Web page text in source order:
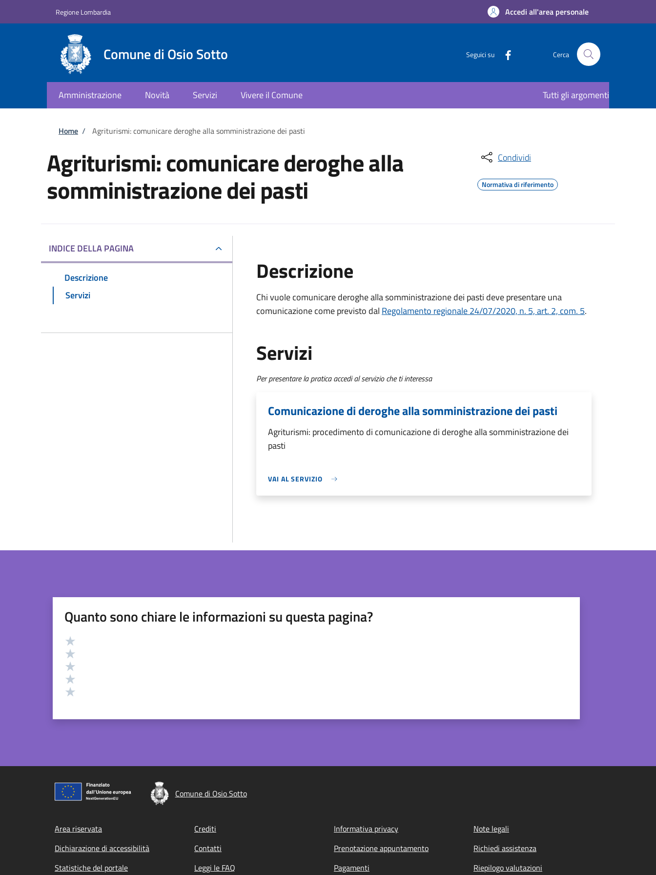
Regione Lombardia Accedi all'area personale
Comune di Osio Sotto Seguici su Cerca
Amministrazione Novità Servizi Vivere il Comune Tutti gli argomenti
Briciole di pane
Home / Agriturismi: comunicare deroghe alla somministrazione dei pasti
Agriturismi: comunicare deroghe alla
somministrazione dei pasti
Condividi
Normativa di riferimento
INDICE DELLA PAGINA
Descrizione
Servizi
Descrizione
Chi vuole comunicare deroghe alla somministrazione dei pasti deve presentare una
comunicazione come previsto dal Regolamento regionale 24/07/2020, n. 5, art. 2, com. 5.
Servizi
Per presentare la pratica accedi al servizio che ti interessa
Comunicazione di deroghe alla somministrazione dei pasti
Agriturismi: procedimento di comunicazione di deroghe alla somministrazione dei
pasti
VAI AL SERVIZIO
Quanto sono chiare le informazioni su questa pagina?
Valutazione
Comune di Osio Sotto
Footer menu
Area riservata Crediti Informativa privacy
Note legali
Dichiarazione di accessibilità
Contatti Prenotazione appuntamento
Richiedi assistenza
Statistiche del portale
Leggi le FAQ Pagamenti Riepilogo valutazioni